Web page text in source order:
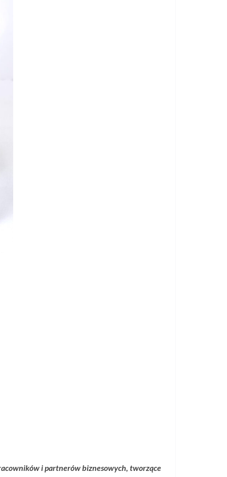
i partnerów biznesowych, tworzące